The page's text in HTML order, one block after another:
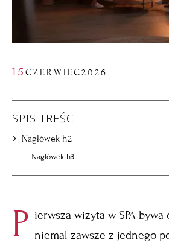
15 CZERWIEC2026
SPIS TREŚCI
Nagłówek h2
Nagłówek h3
P ierwsza wizyta w SPA
niemal zawsze z jednego